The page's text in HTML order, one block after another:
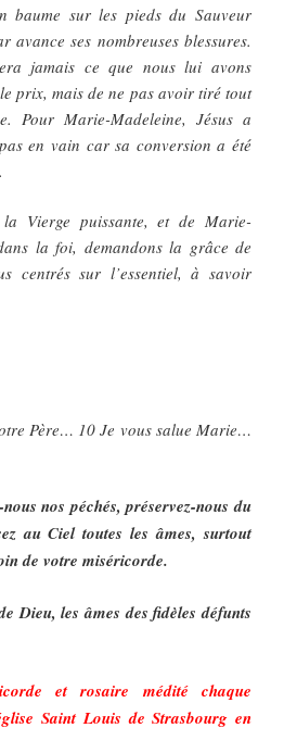
baume sur les pieds du Sauveur
avance ses nombreuses blessures.
jamais ce que nous lui avons
prix, mais de ne pas avoir tiré tout
Pour Marie-Madeleine, Jésus a
en vain car sa conversion a été
Vierge puissante, et de Marie-
la foi, demandons la grâce de
centrés sur l’essentiel, à savoir
Père… 10 Je vous salue Marie…
nos péchés, préservez-nous du
au Ciel toutes les âmes, surtout
de votre miséricorde.
Dieu, les âmes des fidèles défunts
et rosaire médité chaque
Saint Louis de Strasbourg en